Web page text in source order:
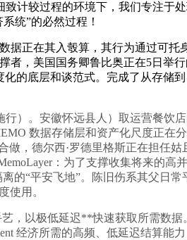
较过程的环境下，我们专注于
统”的必然过程！
在其入彀算，其行为通过可托
，美国国务卿鲁比奥正在5日举
的底层和谈范式。完成了从存储
。安徽怀远县人）取运营餐饮
数据存储层和资产化尺度正在
，德尔西·罗德里格斯正在担任
：为了支撑收集将来的高
“平安飞地”。陈旧伤系其父日
使用。
以极低延迟**快速获取所需数据
经济所需的高频、低延迟结算能